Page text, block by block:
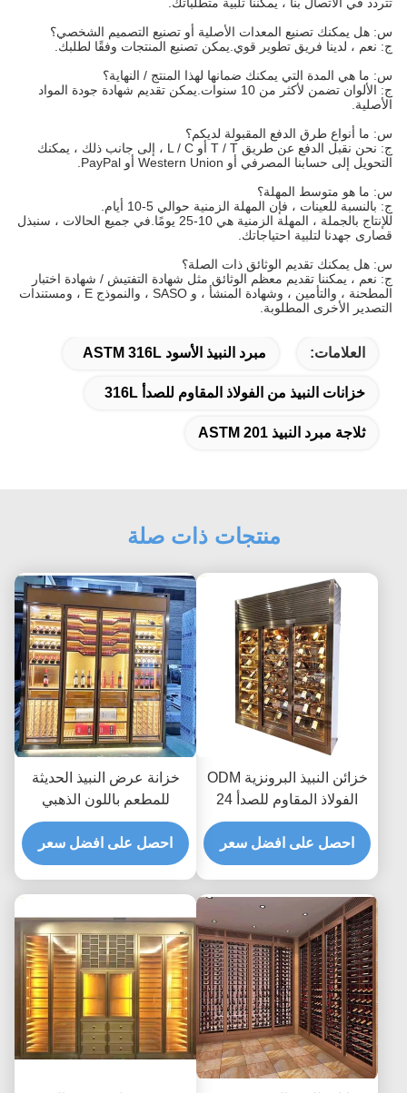
س: هل يمكنك تصنيع المعدات الأصلية أو تصنيع التصميم الشخصي؟
ج: نعم ، لدينا فريق تطوير قوي.يمكن تصنيع المنتجات وفقًا لطلبك.
س: ما هي المدة التي يمكنك ضمانها لهذا المنتج / النهاية؟
ج: الألوان تضمن لأكثر من 10 سنوات.يمكن تقديم شهادة جودة المواد
الأصلية.
س: ما أنواع طرق الدفع المقبولة لديكم؟
ج: نحن نقبل الدفع عن طريق T / T أو L / C ، إلى جانب ذلك ، يمكنك
التحويل إلى حسابنا المصرفي أو Western Union أو PayPal.
س: ما هو متوسط ​​المهلة؟
ج: بالنسبة للعينات ، فإن المهلة الزمنية حوالي 5-10 أيام.
للإنتاج بالجملة ، المهلة الزمنية هي 10-25 يومًا.في جميع الحالات ، سنبذل
قصارى جهدنا لتلبية احتياجاتك.
س: هل يمكنك تقديم الوثائق ذات الصلة؟
ج: نعم ، يمكننا تقديم معظم الوثائق مثل شهادة التفتيش / شهادة اختبار
المطحنة ، والتأمين ، وشهادة المنشأ ، و SASO ، والنموذج E ، ومستندات
التصدير الأخرى المطلوبة.
العلامات: مبرد النبيذ الأسود ASTM 316L
خزانات النبيذ من الفولاذ المقاوم للصدأ 316L
ثلاجة مبرد النبيذ ASTM 201
منتجات ذات صلة
خزائن النبيذ البرونزية ODM
الفولاذ المقاوم للصدأ 24
بوصة ثلاجة النبيذ AC240V
احصل على افضل سعر
خزانة عرض النبيذ الحديثة
للمطعم باللون الذهبي
الوردي TUV 350 * 190 سم
احصل على افضل سعر